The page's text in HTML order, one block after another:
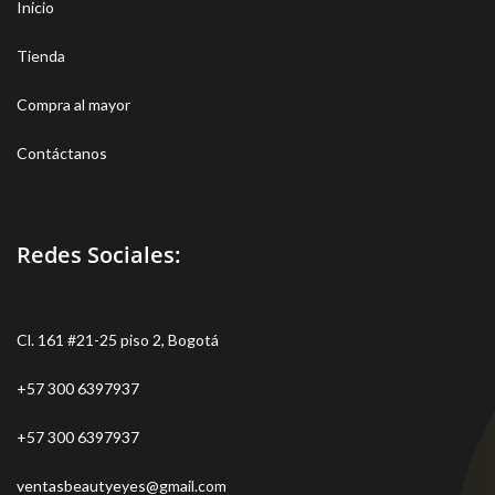
alrededor de los ojos.
Inicio
Tienda
Compra al mayor
Contáctanos
Redes Sociales:
Cl. 161 #21-25 piso 2, Bogotá
+57 300 6397937
+57 300 6397937
ventasbeautyeyes@gmail.com